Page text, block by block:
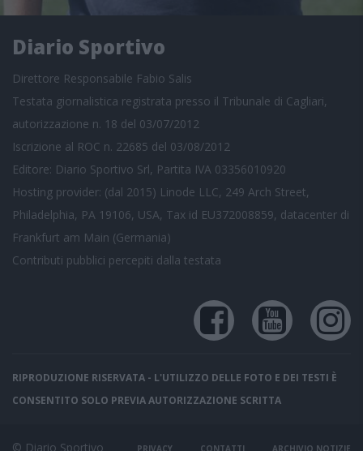
Diario Sportivo
Direttore Responsabile Fabio Salis
Testata giornalistica registrata presso il Tribunale di Cagliari,
autorizzazione n. 18 del 03/07/2012
Iscrizione al ROC n. 22685 del 03/08/2012
Editore: Diario Sportivo Srl, Partita IVA 03356010920
Hosting provider: (dal 2015) Linode LLC, 249 Arch Street,
Philadelphia, PA 19106, USA, Tax id EU372008859, datacenter di
Frankfurt am Main (Germania)
Contributi pubblici percepiti dalla testata
RIPRODUZIONE RISERVATA - L'UTILIZZO DELLE FOTO E DEI TESTI È
CONSENTITO SOLO PREVIA AUTORIZZAZIONE SCRITTA
© Diario Sportivo PRIVACY CONTATTI ARCHIVIO NOTIZIE